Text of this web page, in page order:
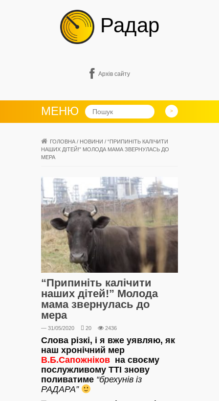
Радар
Архів сайту
МЕНЮ
ГОЛОВНА / НОВИНИ / “ПРИПИНІТЬ КАЛІЧИТИ
НАШИХ ДІТЕЙ!” МОЛОДА МАМА ЗВЕРНУЛАСЬ ДО
МЕРА
“Припиніть калічити
наших дітей!” Молода
мама звернулась до
мера
— 31/05/2020 20 2436
Слова різкі, і я вже уявляю, як
наш хронічний мер
В.Б.Сапожніков на своєму
послужливому ТТІ знову
поливатиме “брехунів із
РАДАРА”